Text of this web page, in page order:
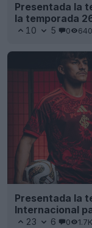
Presentada la
la temporada
10 5 0 640
Presentada la
Internacional
23 6 0 1.7K